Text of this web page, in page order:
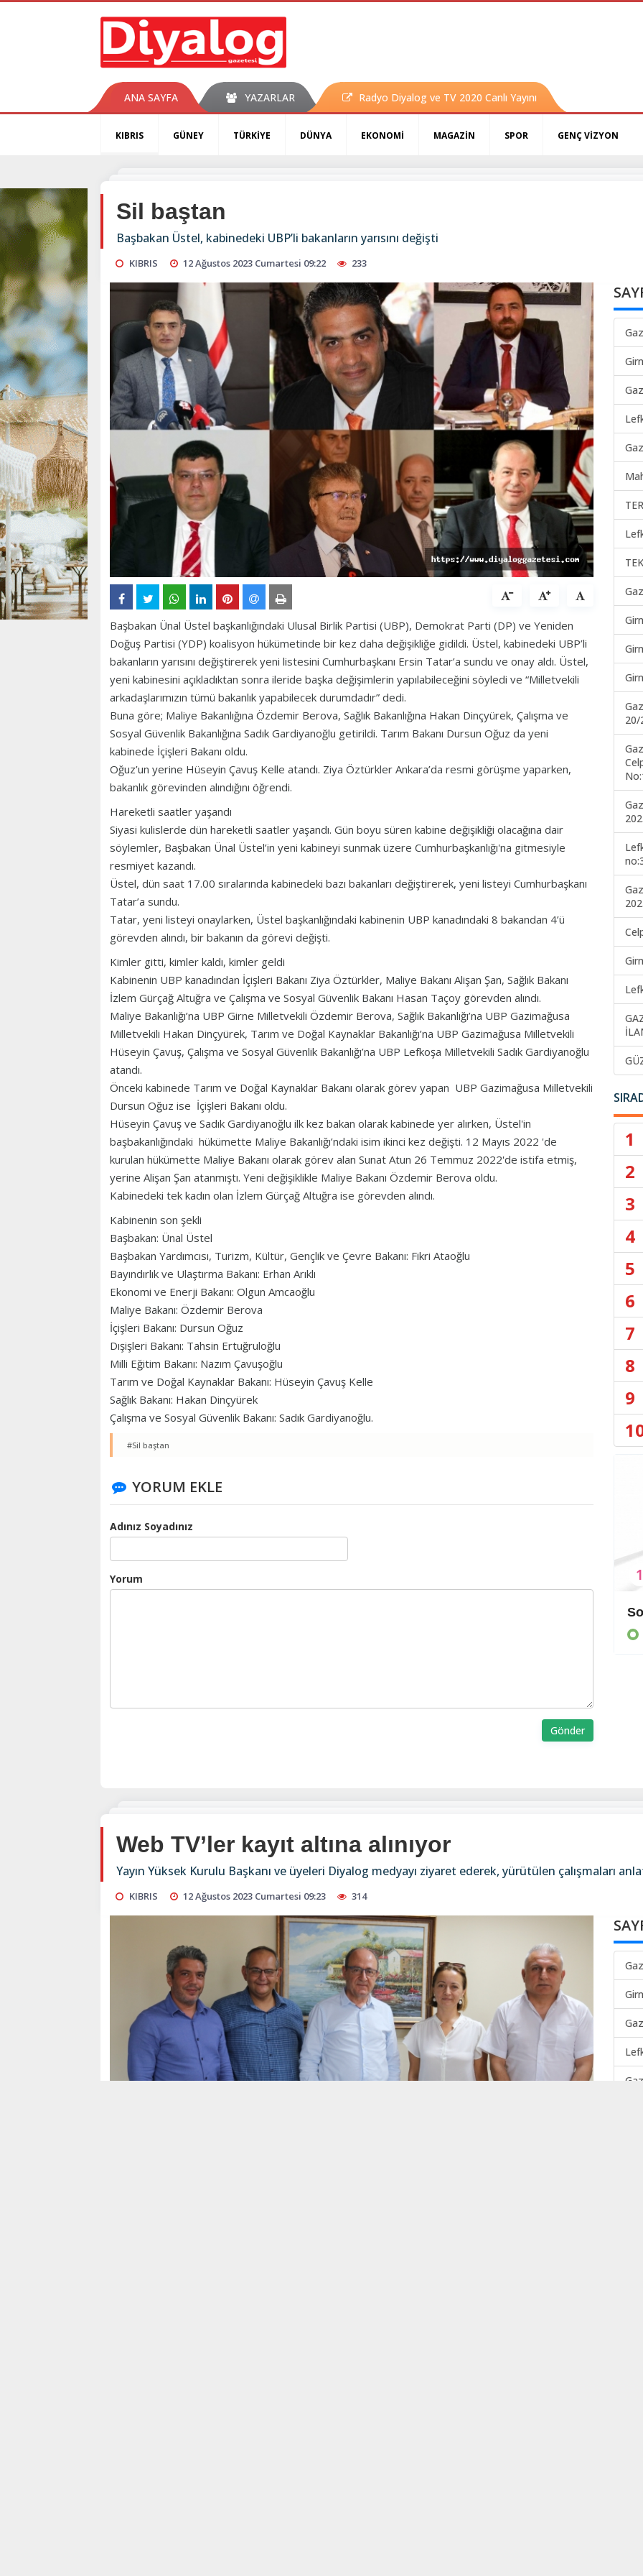
ANA SAYFA YAZARLAR Radyo Diyalog ve TV 2020 Canlı Yayını
KIBRIS GÜNEY TÜRKİYE DÜNYA EKONOMİ MAGAZİN SPOR GENÇ VİZYON
Sil baştan
Başbakan Üstel, kabinedeki UBP’li bakanların yarısını değişti
KIBRIS 12 Ağustos 2023 Cumartesi 09:22 233
Başbakan Ünal Üstel başkanlığındaki Ulusal Birlik Partisi (UBP), Demokrat Parti (DP) ve Yeniden
Doğuş Partisi (YDP) koalisyon hükümetinde bir kez daha değişikliğe gidildi. Üstel, kabinedeki UBP’li
bakanların yarısını değiştirerek yeni listesini Cumhurbaşkanı Ersin Tatar’a sundu ve onay aldı. Üstel,
yeni kabinesini açıkladıktan sonra ileride başka değişimlerin yapılabileceğini söyledi ve “Milletvekili
arkadaşlarımızın tümü bakanlık yapabilecek durumdadır” dedi.
Buna göre; Maliye Bakanlığına Özdemir Berova, Sağlık Bakanlığına Hakan Dinçyürek, Çalışma ve
Sosyal Güvenlik Bakanlığına Sadık Gardiyanoğlu getirildi. Tarım Bakanı Dursun Oğuz da yeni
kabinede İçişleri Bakanı oldu.
Oğuz’un yerine Hüseyin Çavuş Kelle atandı. Ziya Öztürkler Ankara’da resmi görüşme yaparken,
bakanlık görevinden alındığını öğrendi.
Hareketli saatler yaşandı
Siyasi kulislerde dün hareketli saatler yaşandı. Gün boyu süren kabine değişikliği olacağına dair
söylemler, Başbakan Ünal Üstel’in yeni kabineyi sunmak üzere Cumhurbaşkanlığı'na gitmesiyle
resmiyet kazandı.
Üstel, dün saat 17.00 sıralarında kabinedeki bazı bakanları değiştirerek, yeni listeyi Cumhurbaşkanı
Tatar’a sundu.
Tatar, yeni listeyi onaylarken, Üstel başkanlığındaki kabinenin UBP kanadındaki 8 bakandan 4’ü
görevden alındı, bir bakanın da görevi değişti.
Kimler gitti, kimler kaldı, kimler geldi
Kabinenin UBP kanadından İçişleri Bakanı Ziya Öztürkler, Maliye Bakanı Alişan Şan, Sağlık Bakanı
İzlem Gürçağ Altuğra ve Çalışma ve Sosyal Güvenlik Bakanı Hasan Taçoy görevden alındı.
Maliye Bakanlığı’na UBP Girne Milletvekili Özdemir Berova, Sağlık Bakanlığı’na UBP Gazimağusa
Milletvekili Hakan Dinçyürek, Tarım ve Doğal Kaynaklar Bakanlığı’na UBP Gazimağusa Milletvekili
Hüseyin Çavuş, Çalışma ve Sosyal Güvenlik Bakanlığı’na UBP Lefkoşa Milletvekili Sadık Gardiyanoğlu
atandı.
Önceki kabinede Tarım ve Doğal Kaynaklar Bakanı olarak görev yapan UBP Gazimağusa Milletvekili
Dursun Oğuz ise İçişleri Bakanı oldu.
Hüseyin Çavuş ve Sadık Gardiyanoğlu ilk kez bakan olarak kabinede yer alırken, Üstel'in
başbakanlığındaki hükümette Maliye Bakanlığı’ndaki isim ikinci kez değişti. 12 Mayıs 2022 'de
kurulan hükümette Maliye Bakanı olarak görev alan Sunat Atun 26 Temmuz 2022'de istifa etmiş,
yerine Alişan Şan atanmıştı. Yeni değişiklikle Maliye Bakanı Özdemir Berova oldu.
Kabinedeki tek kadın olan İzlem Gürçağ Altuğra ise görevden alındı.
Kabinenin son şekli
Başbakan: Ünal Üstel
Başbakan Yardımcısı, Turizm, Kültür, Gençlik ve Çevre Bakanı: Fikri Ataoğlu
Bayındırlık ve Ulaştırma Bakanı: Erhan Arıklı
Ekonomi ve Enerji Bakanı: Olgun Amcaoğlu
Maliye Bakanı: Özdemir Berova
İçişleri Bakanı: Dursun Oğuz
Dışişleri Bakanı: Tahsin Ertuğruloğlu
Milli Eğitim Bakanı: Nazım Çavuşoğlu
Tarım ve Doğal Kaynaklar Bakanı: Hüseyin Çavuş Kelle
Sağlık Bakanı: Hakan Dinçyürek
Çalışma ve Sosyal Güvenlik Bakanı: Sadık Gardiyanoğlu.
#Sil baştan
YORUM EKLE
Adınız Soyadınız
Yorum
Gönder
20/
1
2
3
4
5
6
7
8
9
1
Web TV’ler kayıt altına alınıyor
Yayın Yüksek Kurulu Başkanı ve üyeleri Diyalog medyayı ziyaret ederek, yürütülen çalışmaları
KIBRIS 12 Ağustos 2023 Cumartesi 09:23 314